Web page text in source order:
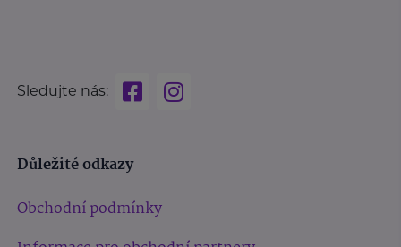
Sledujte nás:
Důležité odkazy
Obchodní podmínky